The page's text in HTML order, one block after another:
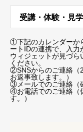
受講・体験・見
①下記のカレンダーか
ートIDの連携で、入力
ウィジェットが見づら
ください。
②SNSからのご連絡（
お返事致します。）
③メールでのご連絡（
④お電話でのご連絡（
す。）